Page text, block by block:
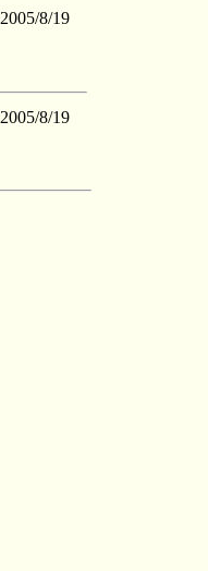
2005/8/19
2005/8/19